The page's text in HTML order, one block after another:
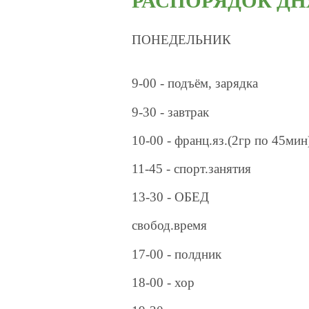
ПОНЕДЕЛЬНИК
9-00 - подъём, зарядка
9-30 - завтрак
10-00 - франц.яз.(2гр по
11-45 - спорт.занятия
13-30 - ОБЕД
свобод.время
17-00 - полдник
18-00 - хор